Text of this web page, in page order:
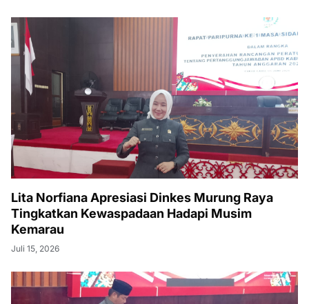
Lita Norfiana Apresiasi Dinkes Murung Raya
Tingkatkan Kewaspadaan Hadapi Musim
Kemarau
Juli 15, 2026